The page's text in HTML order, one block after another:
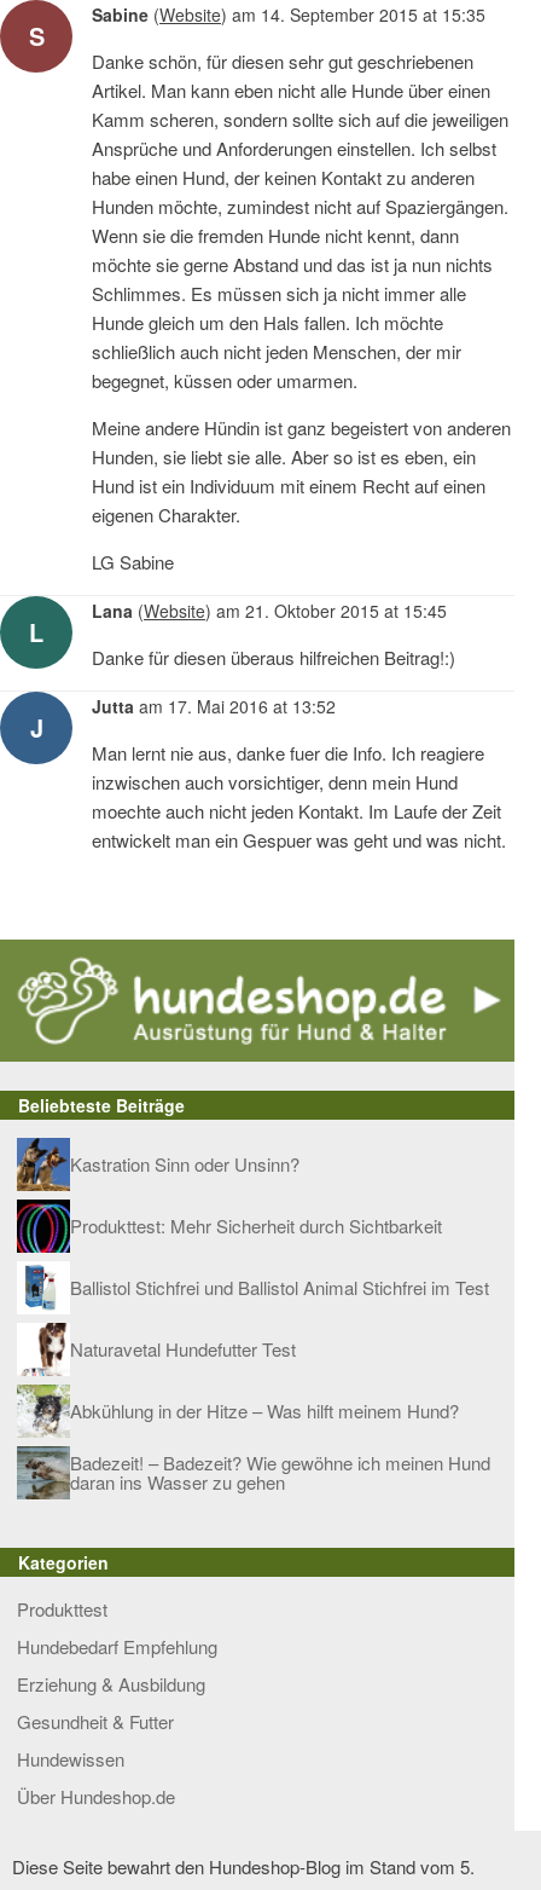
S
Sabine (Website) am 14. September 2015 at 15:35
Danke schön, für diesen sehr gut geschriebenen
Artikel. Man kann eben nicht alle Hunde über einen
Kamm scheren, sondern sollte sich auf die jeweiligen
Ansprüche und Anforderungen einstellen. Ich selbst
habe einen Hund, der keinen Kontakt zu anderen
Hunden möchte, zumindest nicht auf Spaziergängen.
Wenn sie die fremden Hunde nicht kennt, dann
möchte sie gerne Abstand und das ist ja nun nichts
Schlimmes. Es müssen sich ja nicht immer alle
Hunde gleich um den Hals fallen. Ich möchte
schließlich auch nicht jeden Menschen, der mir
begegnet, küssen oder umarmen.
Meine andere Hündin ist ganz begeistert von anderen
Hunden, sie liebt sie alle. Aber so ist es eben, ein
Hund ist ein Individuum mit einem Recht auf einen
eigenen Charakter.
LG Sabine
L
Lana (Website) am 21. Oktober 2015 at 15:45
Danke für diesen überaus hilfreichen Beitrag!:)
J
Jutta am 17. Mai 2016 at 13:52
Man lernt nie aus, danke fuer die Info. Ich reagiere
inzwischen auch vorsichtiger, denn mein Hund
moechte auch nicht jeden Kontakt. Im Laufe der Zeit
entwickelt man ein Gespuer was geht und was nicht.
Beliebteste Beiträge
Kastration Sinn oder Unsinn?
Produkttest: Mehr Sicherheit durch Sichtbarkeit
Ballistol Stichfrei und Ballistol Animal Stichfrei im Test
Naturavetal Hundefutter Test
Abkühlung in der Hitze – Was hilft meinem Hund?
Badezeit! – Badezeit? Wie gewöhne ich meinen Hund
daran ins Wasser zu gehen
Kategorien
Produkttest
Hundebedarf Empfehlung
Erziehung & Ausbildung
Gesundheit & Futter
Hundewissen
Über Hundeshop.de
Diese Seite bewahrt den Hundeshop-Blog im Stand vom 5.